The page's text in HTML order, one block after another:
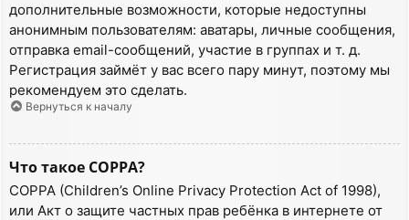
дополнительные возможности, которые недоступны
анонимным пользователям: аватары, личные сообщения,
отправка email-сообщений, участие в группах и т. д.
Регистрация займёт у вас всего пару минут, поэтому мы
рекомендуем это сделать.
Вернуться к началу
Что такое COPPA?
COPPA (Children’s Online Privacy Protection Act of 1998),
или Акт о защите частных прав ребёнка в интернете от